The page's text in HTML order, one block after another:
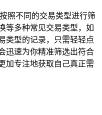
照不同的交易类型进行筛
等多种常见交易类型，如
类型的记录，只需轻轻点
迅速为你精准筛选出符合
加专注地获取自己真正需